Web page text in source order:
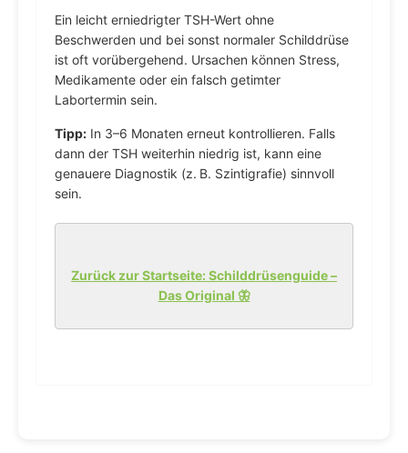
Ein leicht erniedrigter TSH-Wert ohne
Beschwerden und bei sonst normaler Schilddrüse
ist oft vorübergehend. Ursachen können Stress,
Medikamente oder ein falsch getimter
Labortermin sein.
Tipp: In 3–6 Monaten erneut kontrollieren. Falls
dann der TSH weiterhin niedrig ist, kann eine
genauere Diagnostik (z. B. Szintigrafie) sinnvoll
sein.
Zurück zur Startseite: Schilddrüsenguide –
Das Original 🦋